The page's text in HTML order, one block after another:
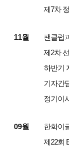
제7차
11월
팬클럽
제2차
하반기
기자간
정기이
09월
한화이
제22회